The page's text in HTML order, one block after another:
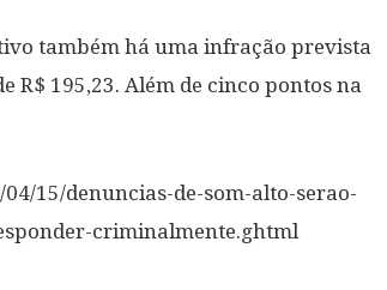
também há uma infração prevista
R$ 195,23. Além de cinco pontos na
15/denuncias-de-som-alto-serao-
criminalmente.ghtml